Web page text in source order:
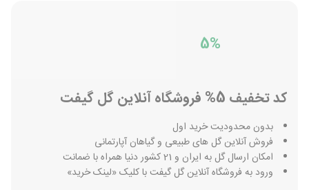
5%
کد تخفیف 5% فروشگاه آنلاین گل گیفت
بدون محدودیت خرید اول
فروش آنلاین گل های طبیعی و گیاهان آپارتمانی
امکان ارسال گل به ایران و 21 کشور دنیا همراه با ضمانت
ورود به فروشگاه آنلاین گل گیفت با کلیک «لینک خرید»